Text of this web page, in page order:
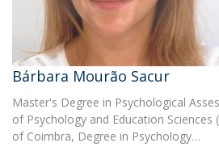
Bárbara Mourão Sacur
Master's Degree in Psychological
of Psychology and Education Sciences
of Coimbra, Degree in Psychology…